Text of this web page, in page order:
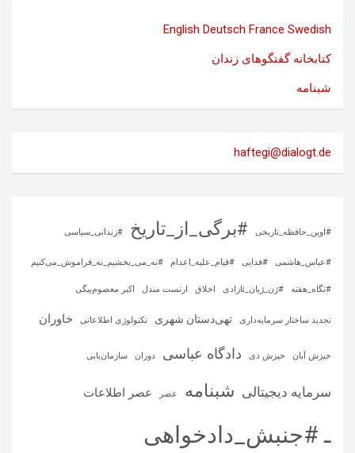
English Deutsch France Swedish
کتابخانه گفتگوهای زندان
شبنامه
haftegi@dialogt.de
#اوین_حافظه_تاریخی #برگی_از_تاریخ #زندانی_سیاسی
#عباس_هاشمی #فدایی #قیام_علیه_اعدام #نه_می_بخشیم_نه_فراموش_می‌کنیم
#نگاه_هفته #ژن_ژیان_ئازادی اخلاق ارنست مندل اکبر معصوم‌بیگی
تجدید ساختار سرمایه‌داری تهی‌دستان شهری تکنولوژی اطلاعاتی خاوران
خیزش آبان خیزش دی دادگاه عباسی دوران سازمان‌یابی
سرمایه‌ دیجیتالی شبنامه عصر عصر اطلاعات
ـ #جنبش_دادخواهی